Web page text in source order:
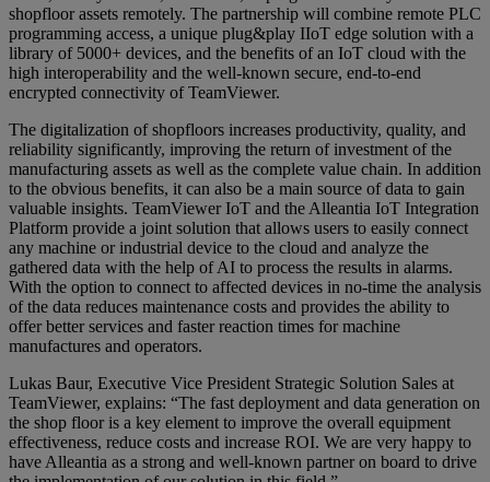
shopfloor assets remotely. The partnership will combine remote PLC
programming access, a unique plug&play IIoT edge solution with a
library of 5000+ devices, and the benefits of an IoT cloud with the
high interoperability and the well-known secure, end-to-end
encrypted connectivity of TeamViewer.
The digitalization of shopfloors increases productivity, quality, and
reliability significantly, improving the return of investment of the
manufacturing assets as well as the complete value chain. In addition
to the obvious benefits, it can also be a main source of data to gain
valuable insights. TeamViewer IoT and the Alleantia IoT Integration
Platform provide a joint solution that allows users to easily connect
any machine or industrial device to the cloud and analyze the
gathered data with the help of AI to process the results in alarms.
With the option to connect to affected devices in no-time the analysis
of the data reduces maintenance costs and provides the ability to
offer better services and faster reaction times for machine
manufactures and operators.
Lukas Baur, Executive Vice President Strategic Solution Sales at
TeamViewer, explains: “The fast deployment and data generation on
the shop floor is a key element to improve the overall equipment
effectiveness, reduce costs and increase ROI. We are very happy to
have Alleantia as a strong and well-known partner on board to drive